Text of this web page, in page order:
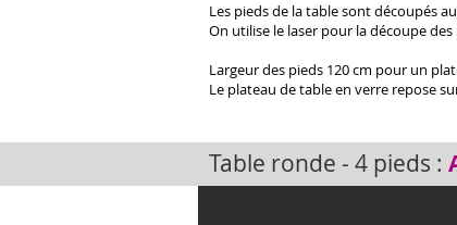
Les pieds de la table sont découpés
On utilise le laser pour la découpe
Largeur des pieds 120 cm pour un
Le plateau de table en verre repose
Table ronde - 4 pieds :